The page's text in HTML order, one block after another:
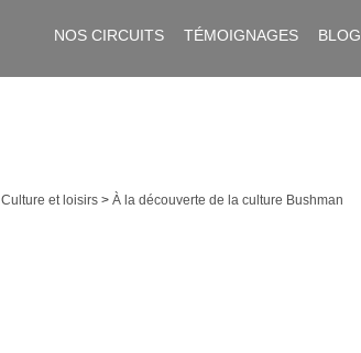
NOS CIRCUITS TÉMOIGNAGES BLOG
Culture et loisirs > À la découverte de la culture Bushman